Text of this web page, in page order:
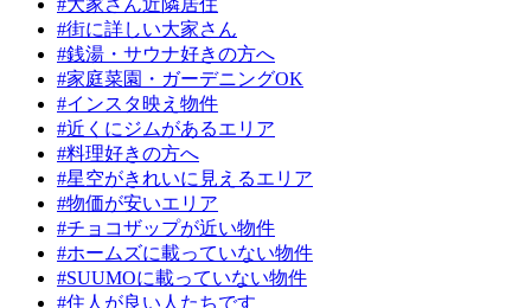
#大家さん近隣居住
#街に詳しい大家さん
#銭湯・サウナ好きの方へ
#家庭菜園・ガーデニングOK
#インスタ映え物件
#近くにジムがあるエリア
#料理好きの方へ
#星空がきれいに見えるエリア
#物価が安いエリア
#チョコザップが近い物件
#ホームズに載っていない物件
#SUUMOに載っていない物件
#住人が良い人たちです